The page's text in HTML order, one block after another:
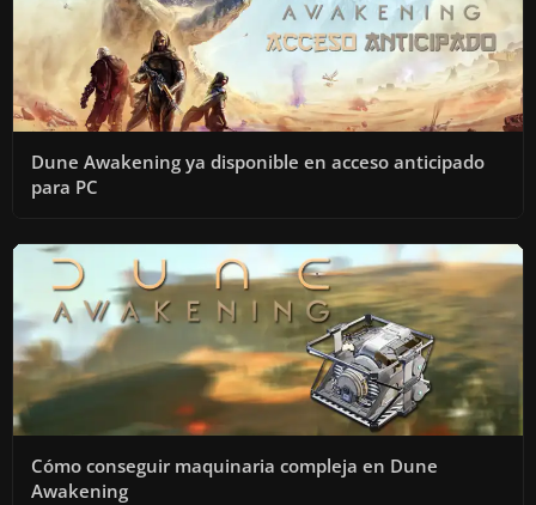
Dune Awakening ya disponible en acceso anticipado
para PC
Cómo conseguir maquinaria compleja en Dune
Awakening